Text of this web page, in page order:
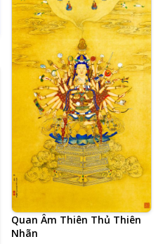
Quan Âm Thiên Thủ Thiên
Nhãn